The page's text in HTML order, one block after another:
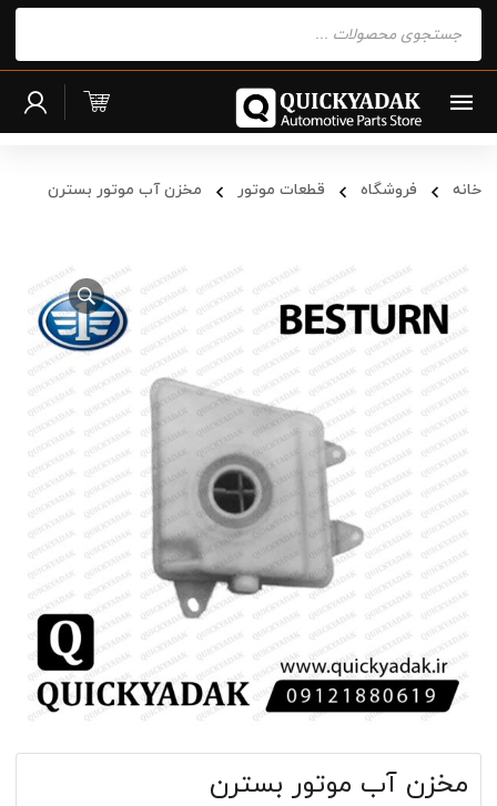
search
خانه فروشگاه قطعات موتور مخزن آب موتور بسترن
مخزن آب موتور بسترن